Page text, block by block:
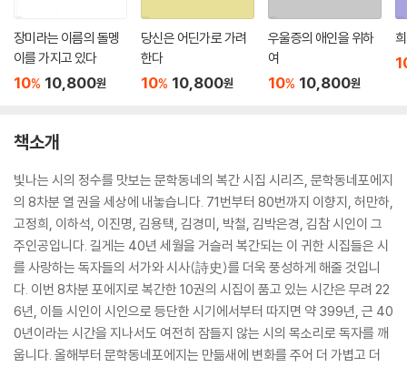
장미라는 이름의 돌멩
이를 가지고 있다
10% 10,800원
당신은 어딘가로 가려
한다
10% 10,800원
우울증의 애인을 위하
여
10% 10,800원
책소개
빛나는 시의 정수를 맛보는 문학동네의 복간 시집 시리즈, 문학동네포에지
의 8차분 열 권을 세상에 내놓습니다. 71번부터 80번까지 이향지, 허만하,
고정희, 이하석, 이진명, 김용택, 김경미, 박철, 김박은경, 김참 시인이 그
주인공입니다. 길게는 40년 세월을 거슬러 복간되는 이 귀한 시집들은 시
를 사랑하는 독자들의 서가와 시사(詩史)를 더욱 풍성하게 해줄 것입니
다. 이번 8차분 포에지로 복간한 10권의 시집이 품고 있는 시간은 무려 22
6년, 이들 시인이 시인으로 등단한 시기에서부터 따지면 약 399년, 근 40
0년이라는 시간을 지나서도 여전히 잠들지 않는 시의 목소리로 독자를 깨
웁니다. 올해부터 문학동네포에지는 만듦새에 변화를 주어 더 가볍고 더